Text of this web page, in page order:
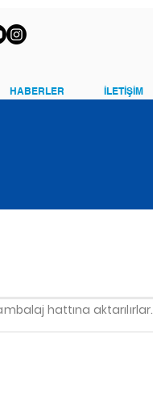
HABERLER İLETİŞİM
hattına aktarılırlar.